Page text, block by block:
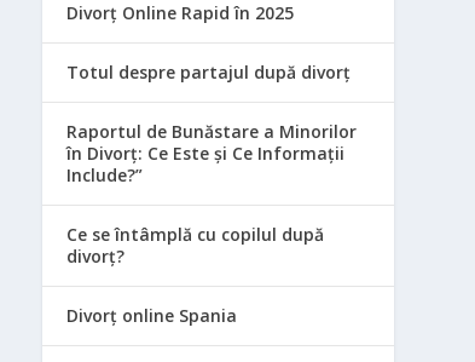
Divorț Online Rapid în 2025
Totul despre partajul după divorț
Raportul de Bunăstare a Minorilor
în Divorț: Ce Este și Ce Informații
Include?”
Ce se întâmplă cu copilul după
divorț?
Divorț online Spania